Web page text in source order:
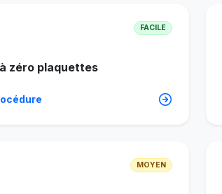
FACILE
zéro plaquettes
MOYEN